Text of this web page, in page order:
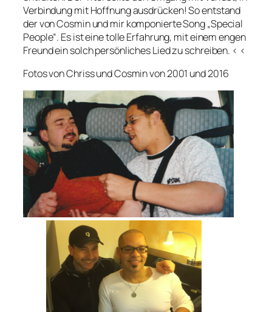
Verbindung mit Hoffnung ausdrücken! So entstand
der von Cosmin und mir komponierte Song „Special
People“. Es ist eine tolle Erfahrung, mit einem engen
Freund ein solch persönliches Lied zu schreiben. < <
Fotos von Chriss und Cosmin von 2001 und 2016